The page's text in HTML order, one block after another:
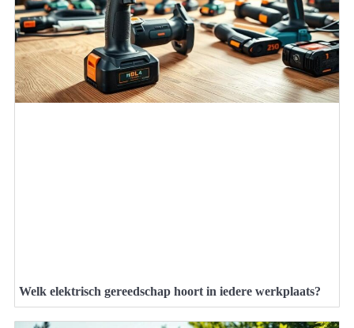
Welk elektrisch gereedschap hoort in iedere werkplaats?